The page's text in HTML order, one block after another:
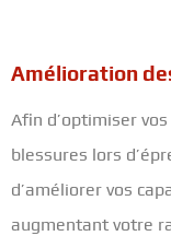
Amélioration
Afin d’optimiser
blessures lors
d’améliorer vos
augmentant votre